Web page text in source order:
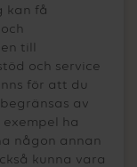
kan få
till
och service
för att du
av
ha
någon annan
kunna vara